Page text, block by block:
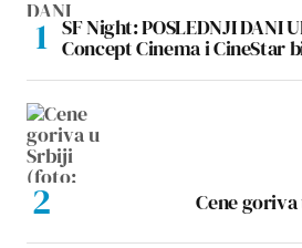
SF Night: POSLEDNJI DANI
Concept Cinema i CineStar
Cene